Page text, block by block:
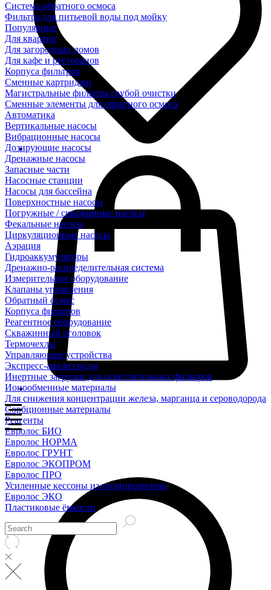
Система обратного осмоса
Фильтра для питьевой воды под мойку
Популярные
Для квартир
Для загородных домов
Для кафе и ресторанов
Корпуса фильтров
Сменные картриджи
Магистральные фильтры грубой очистки
Сменные элементы для обратного осмоса
Автоматика
Вертикальные насосы
Вибрационные насосы
Дозирующие насосы
Дренажные насосы
Запасные части
Насосные станции
Насосы для бассейна
Поверхностные насосы
Погружные / скважинные насосы
Фекальные насосы
Циркуляционные насосы
Аэрация
Гидроаккумуляторы
Дренажно-распределительная система
Измерительное оборудование
Клапаны управления
Обратный осмос
Корпуса фильтров
Реагентное оборудование
Скважинный оголовок
Термочехлы
Управляющие устройства
Экспресс-анализ воды
Инертные загрузки для осветлительных фильтров
Ионообменные материалы
Для снижения концентрации железа, марганца и сероводорода
Сорбционные материалы
Реагенты
Евролос БИО
Евролос НОРМА
Евролос ГРУНТ
Евролос ЭКОПРОМ
Евролос ПРО
Усиленные кессоны из полипропилена
Евролос ЭКО
Пластиковые ёмкости